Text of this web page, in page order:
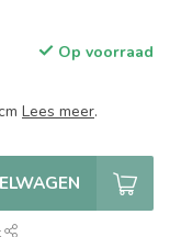
Op voorraad
Lees meer.